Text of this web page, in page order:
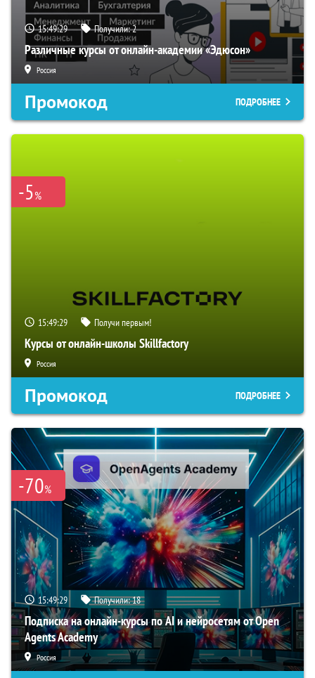
15:49:28 Получили:2
Различные курсы от онлайн-академии «Эдюсон»
Россия
Промокод ПОДРОБНЕЕ
-5%
15:49:28 Получи первым!
Курсы от онлайн-школы Skillfactory
Россия
Промокод ПОДРОБНЕЕ
-70%
15:49:28 Получили:18
Подписка на онлайн-курсы по AI и нейросетям от Open
Agents Academy
Россия